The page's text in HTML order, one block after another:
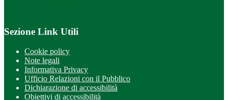
Sezione Link Utili
Cookie policy
Note legali
Informativa Privacy
Ufficio Relazioni con il Pubblico
Dichiarazione di accessibilità
Obiettivi di accessibilità